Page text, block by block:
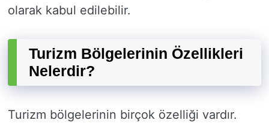
olarak kabul edilebilir.
Turizm Bölgelerinin Özellikleri
Nelerdir?
Turizm bölgelerinin birçok özelliği vardır.